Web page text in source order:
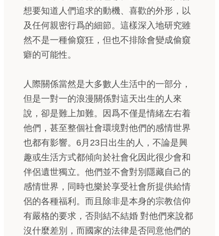
想要知道人們追求的動機、喜歡的外形，以
及任何親密行爲的細節。這樣深入地研究雖
然不是一種偷窺狂，但也不排除會變成偷窺
癖的可能性。
人際關係當然是大多數人生活中的一部分，
但是一對一的浪漫關係對這天出生的人來
說，卻是難上加難。因爲不僅是情緒左右着
他們，甚至整個社會環境對他們的感情世界
也都有影響。6月23日出生的人，不論是興
趣或生活方式都傾向於社會化因此很少會和
伴侶遺世獨立。他們並不會對別隱藏自己的
感情世界，同時也樂於享受社會所提供給情
侶的各種福利。而且除非是本身的宗教信仰
有嚴格的要求，否則結不結婚 對他們來說都
沒什麼差別，而國家的法律是否同意他們的